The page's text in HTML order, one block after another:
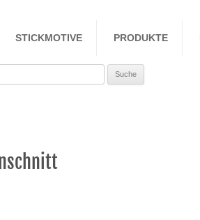
STICKMOTIVE PRODUKTE